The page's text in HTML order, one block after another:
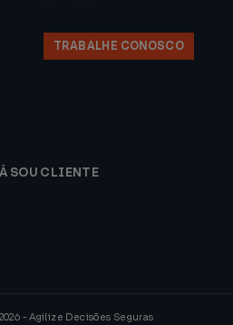
TRABALHE CONOSCO
SOU CLIENTE
- Agilize Decisões Seguras